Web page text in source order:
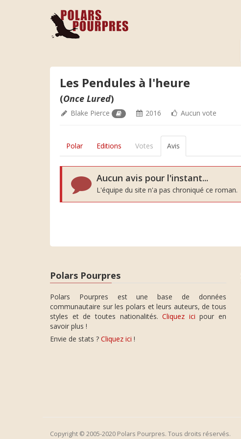
Les Pendules à l'heure
(Once Lured)
Blake Pierce 2016 Aucun vote
Polar Editions Votes Avis
Aucun avis pour l'instant...
L'équipe du site n'a pas chroniqué ce roman.
Polars Pourpres
Polars Pourpres est une base de données
communautaire sur les polars et leurs auteurs, de tous
styles et de toutes nationalités.Cliquez ici pour en
savoir plus !
Envie de stats ? Cliquez ici !
Copyright © 2005-2020 Polars Pourpres. Tous droits réservés.